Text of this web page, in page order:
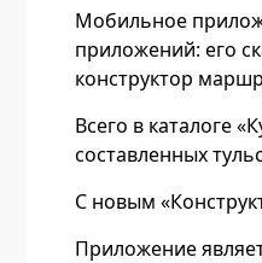
Мобильное
приложений: его
конструктор
Всего в каталоге
составленных
С новым
Приложение